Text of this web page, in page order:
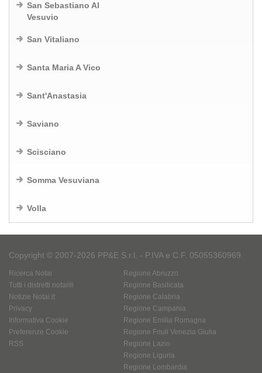
San Sebastiano Al
Vesuvio
San Vitaliano
Santa Maria A Vico
Sant'Anastasia
Saviano
Scisciano
Somma Vesuviana
Volla
Copyright © 2007-2026 PP&E S.r.l. - P.IVA e C.F. 05055360969
Ricerca Notai
Tutti i distretti notarili
Notizie Notai.it
Privacy
Informativa Cookie
Preferenze Cookie
RSS
Regione Abruzzo
Regione Basilicata
Regione Calabria
Regione Campania
Regione Emilia Romagna
Regione Friuli Venezia Giulia
Regione Lazio
Regione Liguria
Regione Lombardia